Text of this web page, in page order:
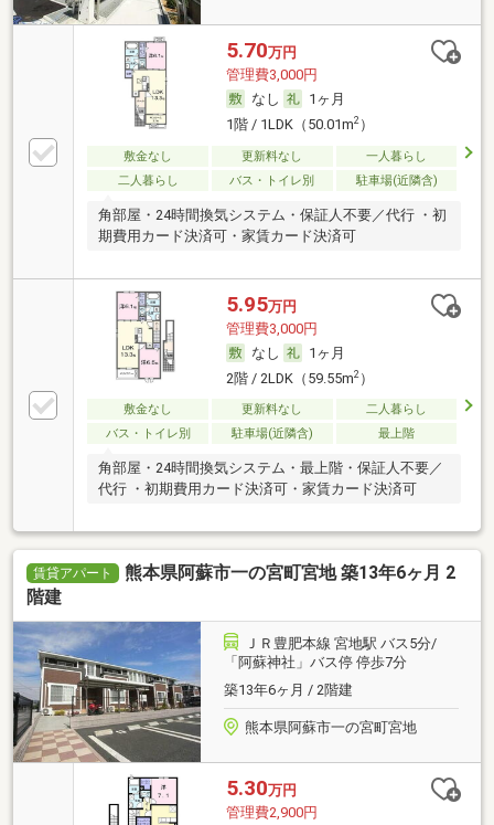
5.70万円
管理費3,000円
なし
1ヶ月
1階 / 1LDK（50.01m2）
敷金なし 更新料なし
一人暮らし
二人暮らし
バス・トイレ別 駐車場(近隣含)
角部屋・24時間換気システム・保証人不要／代行 ・初
期費用カード決済可・家賃カード決済可
5.95万円
管理費3,000円
なし
1ヶ月
2階 / 2LDK（59.55m2）
敷金なし 更新料なし
二人暮らし
バス・トイレ別
駐車場(近隣含) 最上階
角部屋・24時間換気システム・最上階・保証人不要／
代行 ・初期費用カード決済可・家賃カード決済可
賃貸アパート
熊本県阿蘇市一の宮町宮地 築13年6ヶ月 2
階建
ＪＲ豊肥本線 宮地駅 バス5分/
「阿蘇神社」バス停 停歩7分
築13年6ヶ月 / 2階建
熊本県阿蘇市一の宮町宮地
5.30万円
管理費2,900円